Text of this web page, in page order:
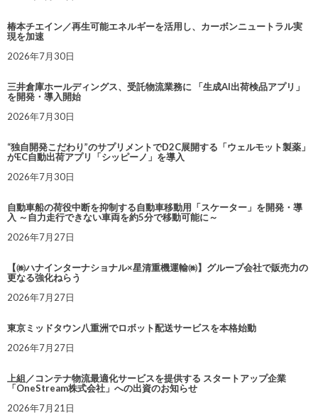
椿本チエイン／再生可能エネルギーを活用し、カーボンニュートラル実
現を加速
2026年7月30日
三井倉庫ホールディングス、受託物流業務に 「生成AI出荷検品アプリ」
を開発・導入開始
2026年7月30日
“独自開発こだわり”のサプリメントでD2C展開する「ウェルモット製薬」
がEC自動出荷アプリ「シッピーノ」を導入
2026年7月30日
自動車船の荷役中断を抑制する自動車移動用「スケーター」を開発・導
入 ～自力走行できない車両を約5分で移動可能に～
2026年7月27日
【㈱ハナインターナショナル×星清重機運輸㈱】グループ会社で販売力の
更なる強化ねらう
2026年7月27日
東京ミッドタウン八重洲でロボット配送サービスを本格始動
2026年7月27日
上組／コンテナ物流最適化サービスを提供する スタートアップ企業
「OneStream株式会社」への出資のお知らせ
2026年7月21日